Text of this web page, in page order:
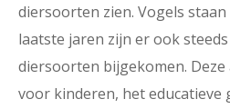
diersoorten zien. Vogels
laatste jaren zijn er ook
diersoorten bijgekomen.
voor kinderen, het